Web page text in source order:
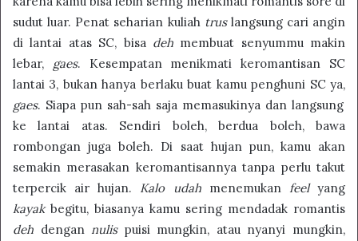
sudut luar. Penat seharian kuliahtruslangsung cari angin
di lantai atas SC, bisa dehmembuat senyummu makin
lebar, gaes. Kesempatan menikmati keromantisan SC
lantai 3, bukan hanya berlaku buat kamu penghuni SC ya,
gaes. Siapa pun sah-sah saja memasukinya dan langsung
ke lantai atas. Sendiri boleh, berdua boleh, bawa
rombongan juga boleh. Di saat hujan pun, kamu akan
semakin merasakan keromantisannya tanpa perlu takut
terpercik air hujan. Kalo udah menemukan feelyang
kayakbegitu, biasanya kamu sering mendadak romantis
deh dengannulis puisi mungkin, atau nyanyi mungkin,